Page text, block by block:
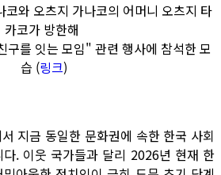
와 오츠지 가나코의 어머니 오츠지 타
카코가 방한해
구를 잇는 모임" 관련 행사에 참석한 모
습 (링크)
지금 동일한 문화권에 속한 한국 사회
. 이웃 국가들과 달리 2026년 현재 한